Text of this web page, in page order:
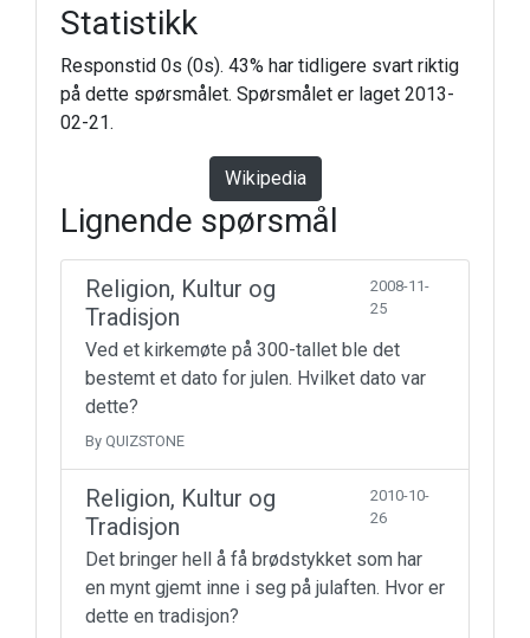
Statistikk
Responstid 0s (0s). 43% har tidligere svart riktig
på dette spørsmålet. Spørsmålet er laget 2013-
02-21.
Wikipedia
Lignende spørsmål
Religion, Kultur og
Tradisjon
2008-11-
25
Ved et kirkemøte på 300-tallet ble det
bestemt et dato for julen. Hvilket dato var
dette?
By QUIZSTONE
Religion, Kultur og
Tradisjon
2010-10-
26
Det bringer hell å få brødstykket som har
en mynt gjemt inne i seg på julaften. Hvor er
dette en tradisjon?